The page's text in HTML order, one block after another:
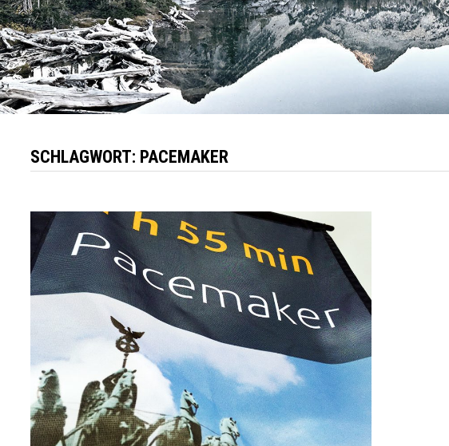
SCHLAGWORT: PACEMAKER